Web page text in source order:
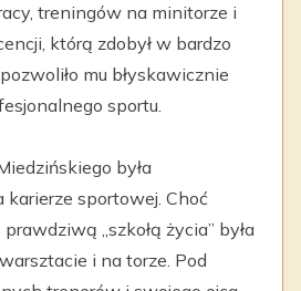
treningów na minitorze i
którą zdobył w bardzo
mu błyskawicznie
sportu.
była
sportowej. Choć
prawdziwą „szkołą życia” była
i na torze. Pod